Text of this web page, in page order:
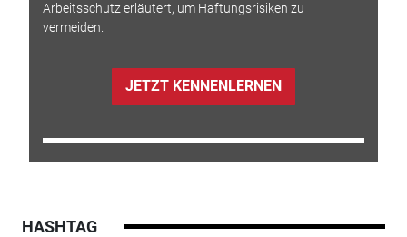
Arbeitsschutz erläutert, um Haftungsrisiken zu
vermeiden.
JETZT KENNENLERNEN
HASHTAG